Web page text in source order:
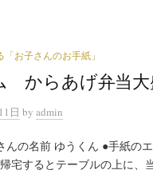
お子さんのお手紙」
からあげ弁当大
日 by admin
んの名前 ゆうくん ●手紙の
宅するとテーブルの上に、